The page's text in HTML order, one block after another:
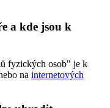
a kde jsou k
fyzických osob" je k
na internetových